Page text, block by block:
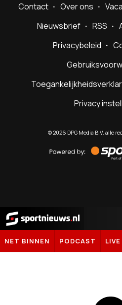
Contact Over ons
Nieuwsbrief
RSS
Privacybeleid
Privacy
©2026 DPG Media B.V. alle
by
Sportnieuws.nl
NET BINNEN PODCAST LIVE